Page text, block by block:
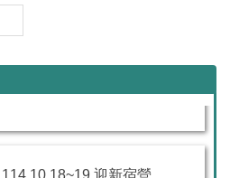
114.11.13 系烤
114.10.18~19 迎新宿營